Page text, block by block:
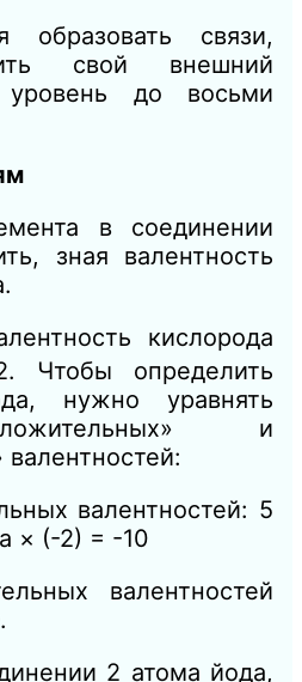
образовать связи,
свой внешний
уровень до восьми
в соединении
зная валентность
кислорода
Чтобы определить
нужно уравнять
и
валентностей: 5
× (-2) = -10
валентностей
2 атома йода,